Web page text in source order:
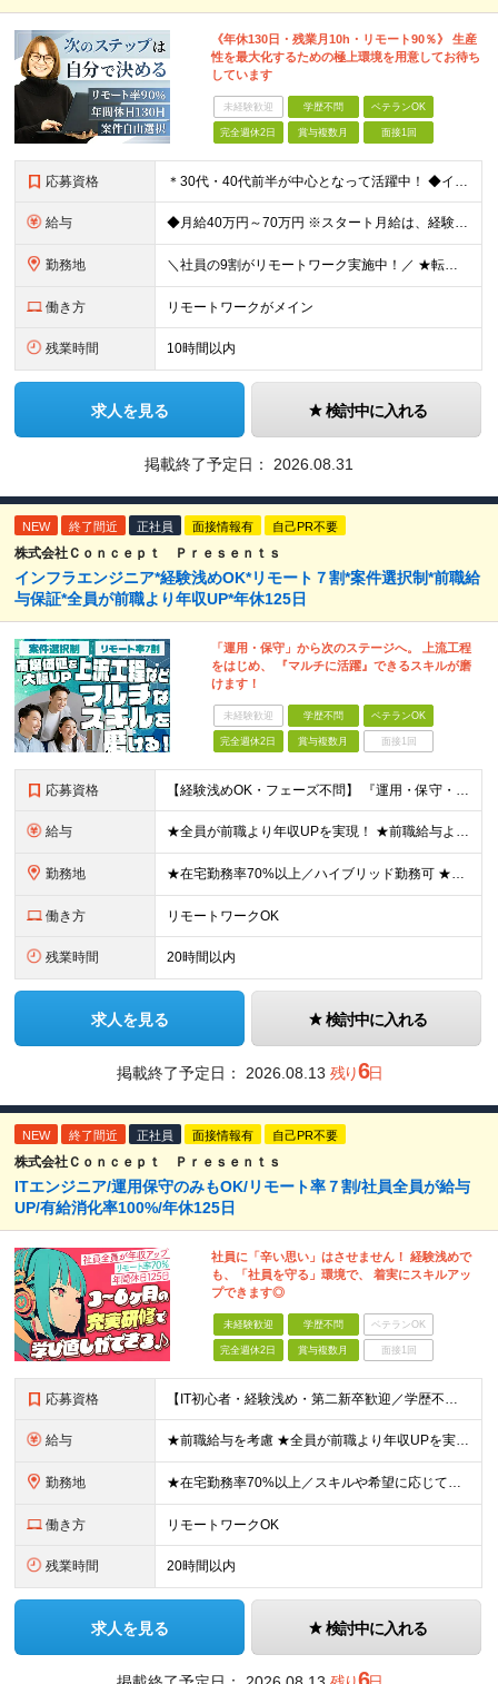
《年休130日・残業月10h・リモート90％》 生産
性を最大化するための極上環境を用意してお待ち
しています
未経験歓迎 学歴不問 ベテランOK
完全週休2日 賞与複数月 面接1回
応募資格 ＊30代・40代前半が中心となって活躍中！ ◆インフラ（サーバー・ネットワーク・クラウド等）の設計、構築、テストいずれかの実務経験3年以上 ◆学歴不問 ★求める人物像： ◎他責ではなく、自身のキャ
給与 ◆月給40万円～70万円 ※スタート月給は、経験・能力・前職の給与等を考慮の上で決定いたします。 ※上記金額には残業の有無に関わらず、 月30時間分の固定残業代（7万6,000円～13万3,000円
勤務地 ＼社員の9割がリモートワーク実施中！／ ★転勤ナシ！ ★UIターン歓迎！ 関東、関西、東海、九州・中国エリアの各プロジェクト先から希望を優先して決定。 ※リモート案件も多数あり！ ◆関東エリア
働き方 リモートワークがメイン
残業時間 10時間以内
求人を見る 検討中に入れる
掲載終了予定日： 2026.08.31
NEW 終了間近 正社員 面接情報有 自己PR不要
株式会社Ｃｏｎｃｅｐｔ Ｐｒｅｓｅｎｔｓ
インフラエンジニア*経験浅めOK*リモート７割*案件選択制*前職給
与保証*全員が前職より年収UP*年休125日
「運用・保守」から次のステージへ。 上流工程
をはじめ、 『マルチに活躍』できるスキルが磨
けます！
未経験歓迎 学歴不問 ベテランOK
完全週休2日 賞与複数月 面接1回
応募資格 【経験浅めOK・フェーズ不問】 『運用・保守・監視の経験しかないが、設計構築へキャリアチェンジしたい！』 『将来が見えないので、マルチなスキルを身につけたい！』 などなど、今のフェーズに悩む『意欲が
給与 ★全員が前職より年収UPを実現！ ★前職給与より120％アップ実績あり ★前職給与を最大限に考慮 ★入社4年目で年収800万円の社員も在籍！ 年俸336万円～880万円（1/12を毎月支給）＋インセ
勤務地 ★在宅勤務率70%以上／ハイブリッド勤務可 ★転勤なし 本社または一都三県のプロジェクト先（東陽町、浜松町などメインは東京23区内）にて勤務いただきます！ 【本社】 東京都荒川区西日暮里5-10-
働き方 リモートワークOK
残業時間 20時間以内
求人を見る 検討中に入れる
掲載終了予定日： 2026.08.13 残り6日
NEW 終了間近 正社員 面接情報有 自己PR不要
株式会社Ｃｏｎｃｅｐｔ Ｐｒｅｓｅｎｔｓ
ITエンジニア/運用保守のみもOK/リモート率７割/社員全員が給与
UP/有給消化率100%/年休125日
社員に「辛い思い」はさせません！ 経験浅めで
も、「社員を守る」環境で、 着実にスキルアッ
プできます◎
未経験歓迎 学歴不問 ベテランOK
完全週休2日 賞与複数月 面接1回
応募資格 【IT初心者・経験浅め・第二新卒歓迎／学歴不問】 「IT業界に興味がある」「手に職をつけたい」という意欲を重視したポテンシャル採用です！ ★こんな方を歓迎します ・新しいことを学ぶのが好きな方 ・チ
給与 ★前職給与を考慮 ★全員が前職より年収UPを実現！ ★入社後3年程度で年収50万～100万円UP可 年俸288万円～800万円（1/12を毎月支給）＋インセンティブ＋各種手当 ※経験・スキルを考慮
勤務地 ★在宅勤務率70%以上／スキルや希望に応じてフルリモートも可 ★転勤なし 本社または一都三県のプロジェクト先（東陽町、浜松町などメインは東京23区内）にて勤務いただきます！ 【本社】 東京都荒川区
働き方 リモートワークOK
残業時間 20時間以内
求人を見る 検討中に入れる